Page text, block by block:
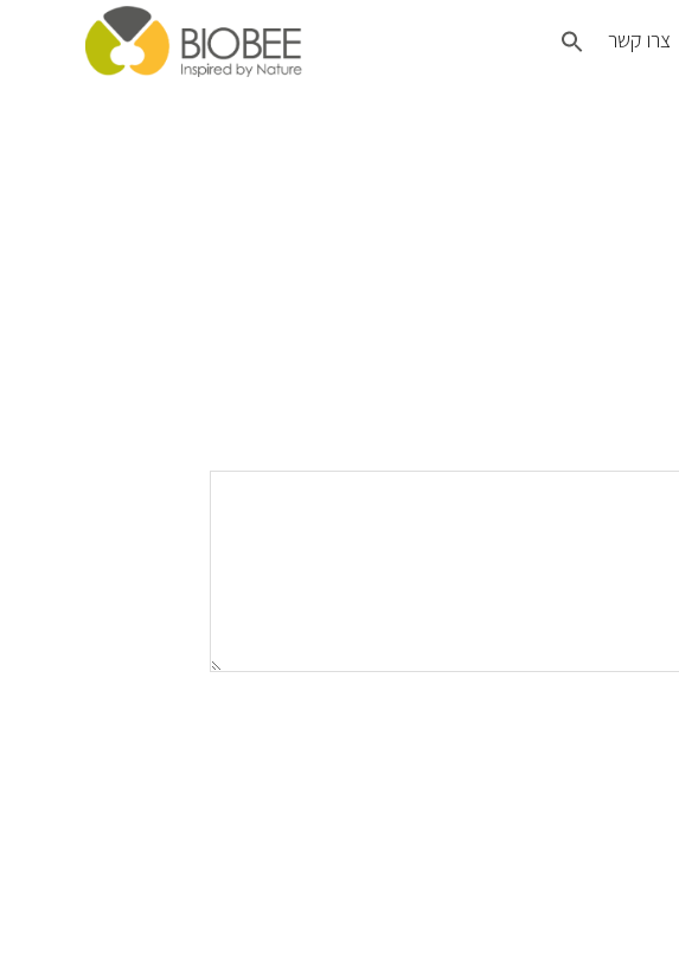
צרו קשר Search
for: